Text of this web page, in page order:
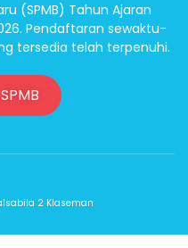
(SPMB) Tahun Ajaran
Pendaftaran sewaktu-
tersedia telah terpenuhi.
2 Klaseman